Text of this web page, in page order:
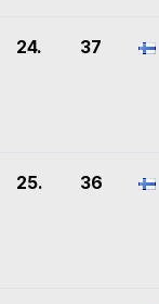
24. 37
25. 36